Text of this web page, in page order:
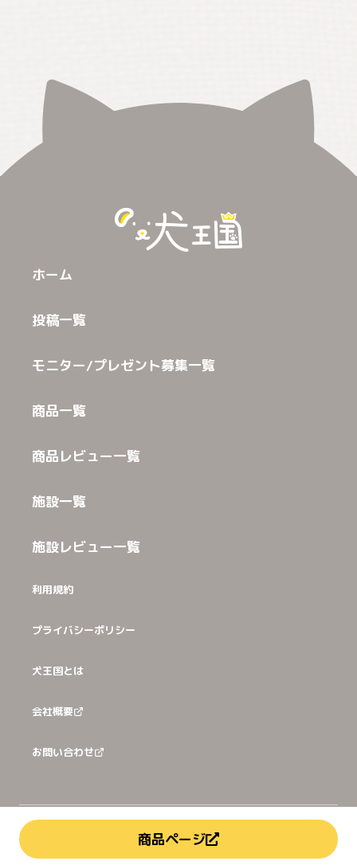
商品ページ
ホーム
投稿一覧
モニター/プレゼント募集一覧
商品一覧
商品レビュー一覧
施設一覧
施設レビュー一覧
利用規約
プライバシーポリシー
犬王国とは
会社概要
お問い合わせ
2026犬猫王国株式会社